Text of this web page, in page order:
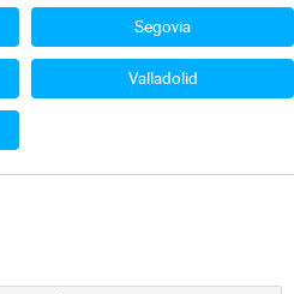
Segovia
Valladolid